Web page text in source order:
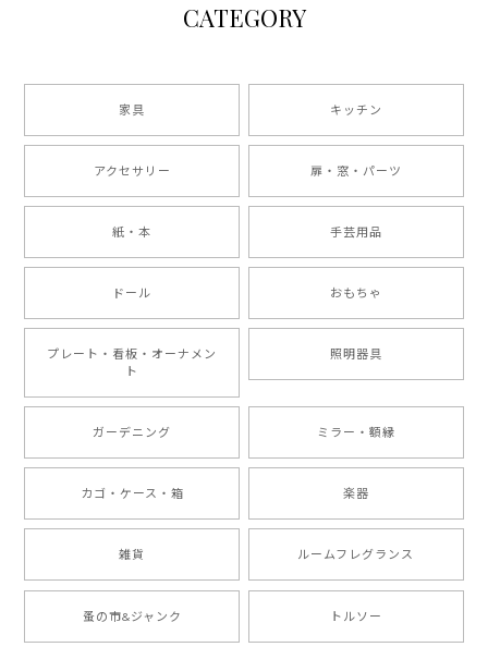
CATEGORY
家具 キッチン
アクセサリー 扉・窓・パーツ
紙・本 手芸用品
ドール おもちゃ
プレート・看板・オーナメン
ト
照明器具
ガーデニング ミラー・額縁
カゴ・ケース・箱 楽器
雑貨 ルームフレグランス
蚤の市&ジャンク トルソー